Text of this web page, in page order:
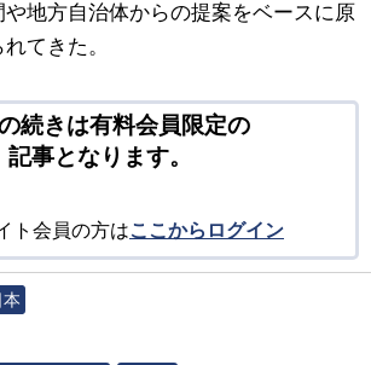
地方自治体からの提案をベースに原
てきた。
続きは有料会員限定の
記事となります。
ト会員の方はここからログイン
本